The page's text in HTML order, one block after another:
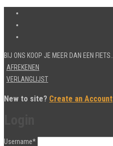
BIJ ONS KOOP JE MEER DAN EEN FIETS…
AFREKENEN
VERLANGLIJST
New to site? Create an Account
Username*